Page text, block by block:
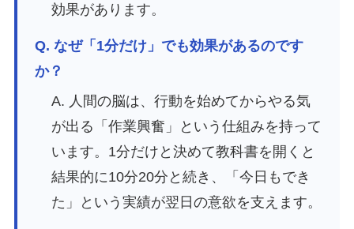
効果があります。
Q. なぜ「1分だけ」でも効果があるのです
か？
A. 人間の脳は、行動を始めてからやる気
が出る「作業興奮」という仕組みを持って
います。1分だけと決めて教科書を開くと
結果的に10分20分と続き、「今日もでき
た」という実績が翌日の意欲を支えます。